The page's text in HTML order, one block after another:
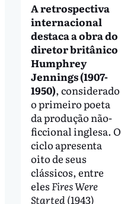
A retrospectiva
internacional
destaca a obra do
diretor britânico
Humphrey
Jennings (1907-
1950), considerado
o primeiro poeta
da produção não-
ficcional inglesa. O
ciclo apresenta
oito de seus
clássicos, entre
eles Fires Were
Started(1943)